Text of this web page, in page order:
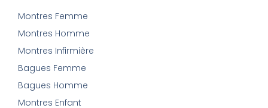
Montres Femme
Montres Homme
Montres Infirmière
Bagues Femme
Bagues Homme
Montres Enfant